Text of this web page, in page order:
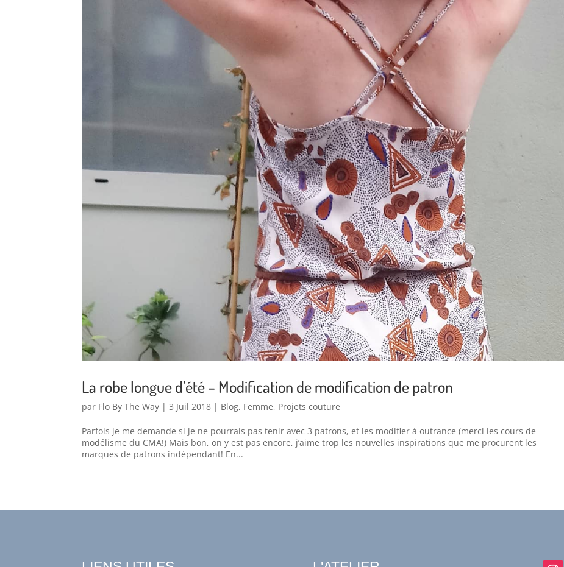
La robe longue d’été – Modification de modification de patron
par Flo By The Way |3 Juil 2018 | Blog, Femme, Projets couture
Parfois je me demande si je ne pourrais pas tenir avec 3 patrons, et les modifier à outrance (merci les cours de
modélisme du CMA!) Mais bon, on y est pas encore, j’aime trop les nouvelles inspirations que me procurent les
marques de patrons indépendant! En...